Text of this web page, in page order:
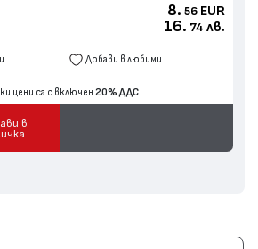
8. 56 EUR
16. 74 лв.
Добави в любими
цени са с включен 20% ДДС
в